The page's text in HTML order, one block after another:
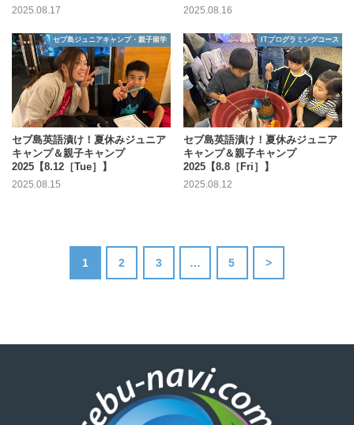
2025.08.17 2025.08.16
セブ島ジュニアキャンプ・親子留学
セブ島英語漬け！夏休みジュニア
キャンプ＆親子キャンプ
2025【8.12［Tue］】
2025.08.15
ITプログラミングコース
セブ島英語漬け！夏休みジュニア
キャンプ＆親子キャンプ
2025【8.8［Fri］】
2025.08.12
1 2 3 … 5 >